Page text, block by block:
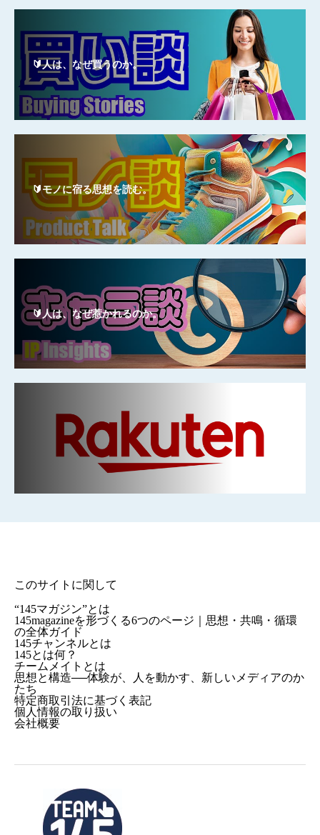
🔰人は、なぜ買うのか。
🔰モノに宿る思想を読む。
🔰人は、なぜ惹かれるのか。
このサイトに関して
“145マガジン”とは
145magazineを形づくる6つのページ｜思想・共鳴・循環
の全体ガイド
145チャンネルとは
145とは何？
チームメイトとは
思想と構造──体験が、人を動かす、新しいメディアのか
たち
特定商取引法に基づく表記
個人情報の取り扱い
会社概要